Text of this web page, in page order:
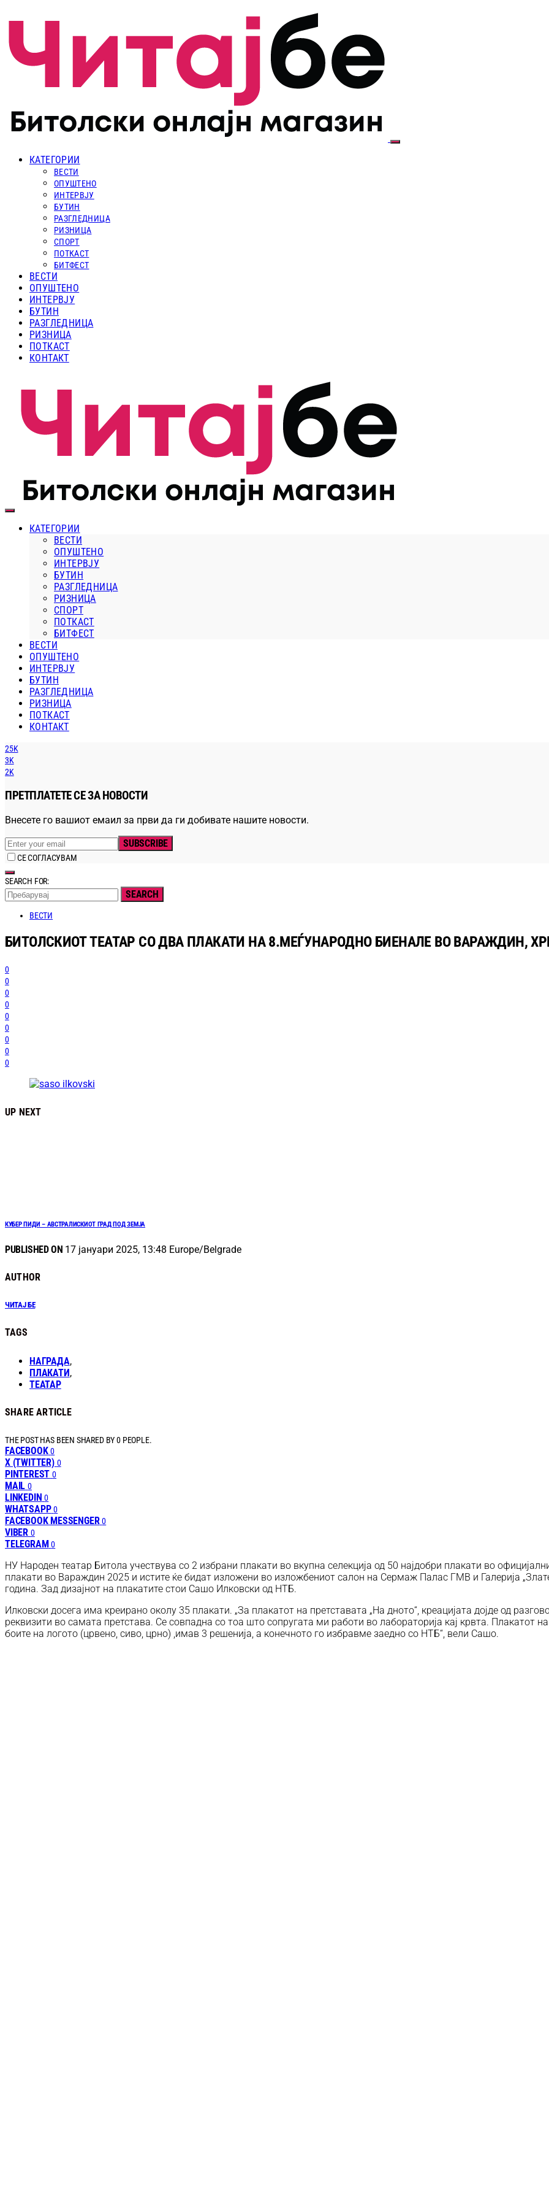
КАТЕГОРИИ
ВЕСТИ
ОПУШТЕНО
ИНТЕРВЈУ
БУТИН
РАЗГЛЕДНИЦА
РИЗНИЦА
СПОРТ
ПОТКАСТ
БИТФЕСТ
ВЕСТИ
ОПУШТЕНО
ИНТЕРВЈУ
БУТИН
РАЗГЛЕДНИЦА
РИЗНИЦА
ПОТКАСТ
КОНТАКТ
КАТЕГОРИИ
ВЕСТИ
ОПУШТЕНО
ИНТЕРВЈУ
БУТИН
РАЗГЛЕДНИЦА
РИЗНИЦА
СПОРТ
ПОТКАСТ
БИТФЕСТ
ВЕСТИ
ОПУШТЕНО
ИНТЕРВЈУ
БУТИН
РАЗГЛЕДНИЦА
РИЗНИЦА
ПОТКАСТ
КОНТАКТ
25K
3K
2K
ПРЕТПЛАТЕТЕ СЕ ЗА НОВОСТИ
Внесете го вашиот емаил за први да ги добивате нашите новости.
SUBSCRIBE
СЕ СОГЛАСУВАМ
SEARCH FOR:
SEARCH
ВЕСТИ
БИТОЛСКИОТ ТЕАТАР СО ДВА ПЛАКАТИ НА 8.МЕЃУНАРОДНО БИЕНАЛЕ ВО ВАРАЖДИН,
0
0
0
0
0
0
0
0
0
UP NEXT
КУБЕР ПИДИ – АВСТРАЛИСКИОТ ГРАД ПОД ЗЕМЈА
PUBLISHED ON 17 јануари 2025, 13:48 Europe/Belgrade
AUTHOR
ЧИТАЈ БЕ
TAGS
НАГРАДА,
ПЛАКАТИ,
ТЕАТАР
SHARE ARTICLE
THE POST HAS BEEN SHARED BY0 PEOPLE.
FACEBOOK 0
X (TWITTER) 0
PINTEREST 0
MAIL 0
LINKEDIN 0
WHATSAPP 0
FACEBOOK MESSENGER 0
VIBER 0
TELEGRAM 0
НУ Народен театар Битола учествува со 2 избрани плакати во вкупна селекција од 50 најдобри плакати во
плакати во Вараждин 2025 и истите ќе бидат изложени во изложбениот салон на Сермаж Палас ГМВ и Галерија
година. Зад дизајнот на плакатите стои Сашо Илковски од НТБ.
Илковски досега има креирано околу 35 плакати. „За плакатот на претставата „На дното“, креацијата дојде од
реквизити во самата претстава. Се совпадна со тоа што сопругата ми работи во лабораторија кај крвта.
боите на логото (црвено, сиво, црно) ,имав 3 решенија, а конечното го избравме заедно со НТБ“, вели Сашо.